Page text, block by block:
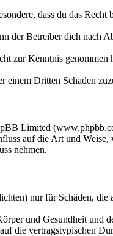
dass du das Recht
der Betreiber dich nach
zur Kenntnis genommen
einem Dritten Schaden
Limited
auf die Art und
nehmen.
nur für Schäden, die
und Gesundheit und
die vertragstypischen